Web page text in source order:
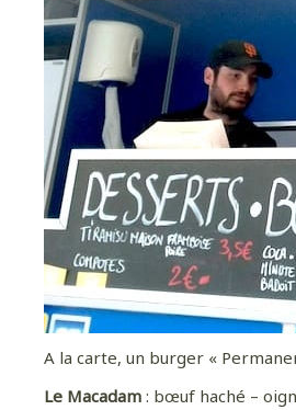
A la carte, un burger «
Le Macadam : bœuf haché –